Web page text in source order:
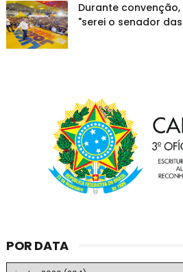
Durante
"serei o senador
POR DATA